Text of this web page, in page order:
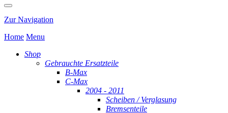
Zur Navigation
Home Menu
Shop
Gebrauchte Ersatzteile
B-Max
C-Max
2004 - 2011
Scheiben / Verglasung
Bremsenteile